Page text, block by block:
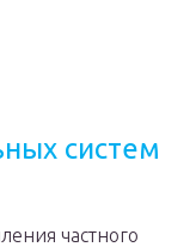
систем
частного